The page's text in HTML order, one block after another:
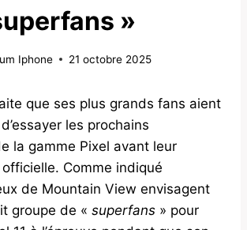
»
Iphone 21 octobre 2025
que ses plus grands fans aient
les prochains
la gamme Pixel avant leur
Comme indiqué
de Mountain View envisagent
groupe de « superfans » pour